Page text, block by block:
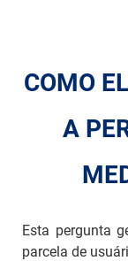
COMO
A
Esta pergunta
parcela de